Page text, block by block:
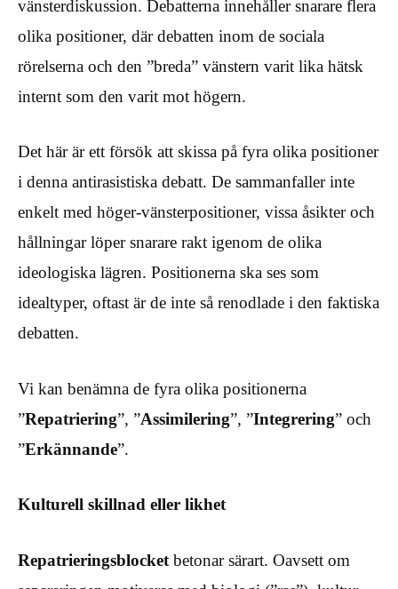
vänsterdiskussion. Debatterna innehåller snarare flera
olika positioner, där debatten inom de sociala
rörelserna och den ”breda” vänstern varit lika hätsk
internt som den varit mot högern.
Det här är ett försök att skissa på fyra olika positioner
i denna antirasistiska debatt. De sammanfaller inte
enkelt med höger-vänsterpositioner, vissa åsikter och
hållningar löper snarare rakt igenom de olika
ideologiska lägren. Positionerna ska ses som
idealtyper, oftast är de inte så renodlade i den faktiska
debatten.
Vi kan benämna de fyra olika positionerna
”Repatriering”, ”Assimilering”, ”Integrering” och
”Erkännande”.
Kulturell skillnad eller likhet
Repatrieringsblocket betonar särart. Oavsett om